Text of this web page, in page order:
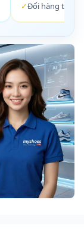
✓Đổi hàng trong